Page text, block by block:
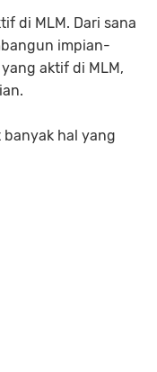
di MLM. Dari sana
impian-
aktif di MLM,
hal yang